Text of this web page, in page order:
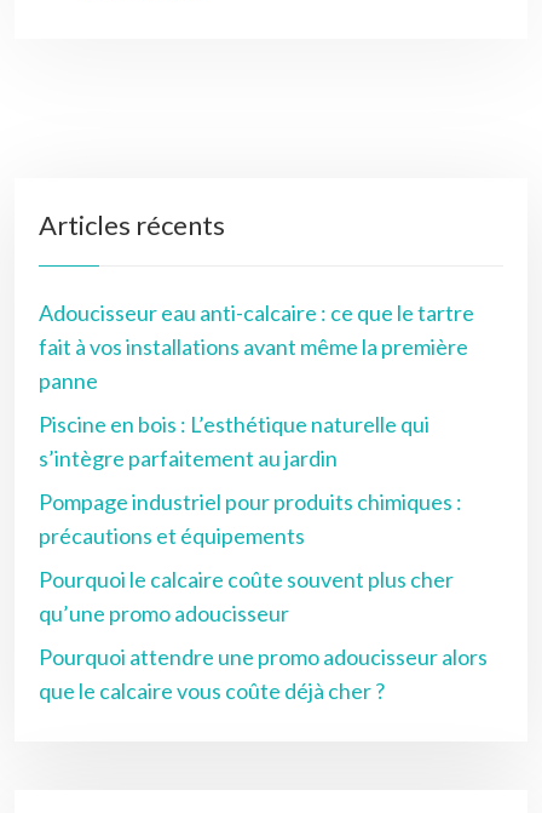
Articles récents
Adoucisseur eau anti-calcaire : ce que le tartre
fait à vos installations avant même la première
panne
Piscine en bois : L’esthétique naturelle qui
s’intègre parfaitement au jardin
Pompage industriel pour produits chimiques :
précautions et équipements
Pourquoi le calcaire coûte souvent plus cher
qu’une promo adoucisseur
Pourquoi attendre une promo adoucisseur alors
que le calcaire vous coûte déjà cher ?